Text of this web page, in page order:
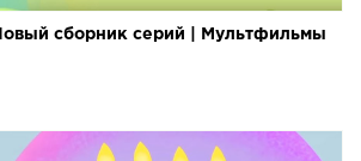
сборник серий | Мультфильмы